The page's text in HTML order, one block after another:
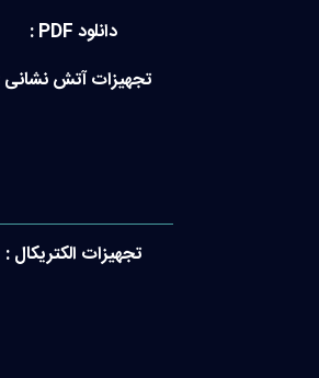
دانلود PDF :
تجهیزات آتش نشانی
تجهیزات الکتریکال :